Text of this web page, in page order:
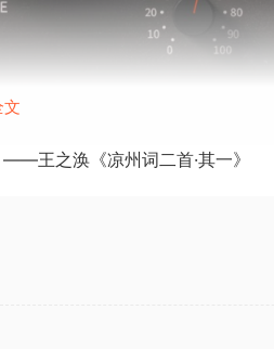
文
王之涣《凉州词二首·其一》